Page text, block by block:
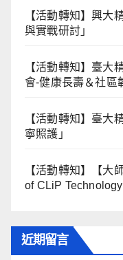
【活動轉知】興大
與實戰研討」
【活動轉知】臺大
會-健康長壽＆社區
【活動轉知】臺大
寧照護」
【活動轉知】【大
of CLiP
近期留言